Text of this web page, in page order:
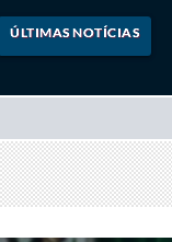
ÚLTIMAS NOTÍCIAS